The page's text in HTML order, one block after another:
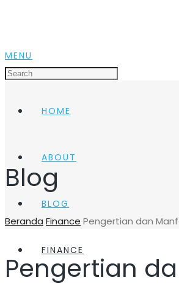
MENU
HOME
ABOUT
BLOG
FINANCE
Blog
Beranda Finance Pengertian dan
Pengertian